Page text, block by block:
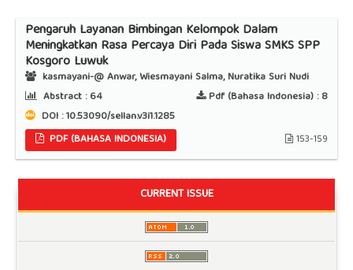
Pengaruh Layanan Bimbingan Kelompok Dalam
Meningkatkan Rasa Percaya Diri Pada Siswa SMKS SPP
Kosgoro Luwuk
kasmayani-@ Anwar, Wiesmayani Salma, Nuratika Suri Nudi
Abstract :64 Pdf (Bahasa Indonesia) :8
DOI : 10.53090/sellan.v3i1.1285
PDF (BAHASA INDONESIA)
153-159
CURRENT ISSUE